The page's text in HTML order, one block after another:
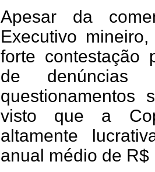
Apesar da
Executivo
forte contestação
de denúncias
visto que a
altamente
anual médio de R$